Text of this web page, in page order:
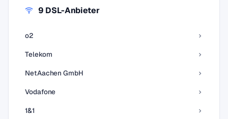
9 DSL-Anbieter
o2
Telekom
NetAachen GmbH
Vodafone
1&1